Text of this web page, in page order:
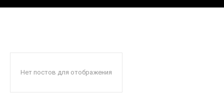
Нет постов для отображения